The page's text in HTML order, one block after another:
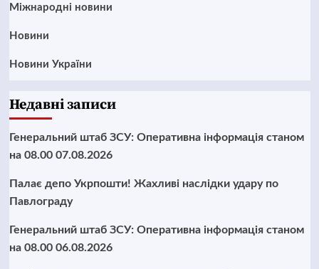
Міжнародні новини
Новини
Новини України
Недавні записи
Генеральний штаб ЗСУ: Оперативна інформація станом
на 08.00 07.08.2026
Палає депо Укрпошти! Жахливі наслідки удару по
Павлограду
Генеральний штаб ЗСУ: Оперативна інформація станом
на 08.00 06.08.2026